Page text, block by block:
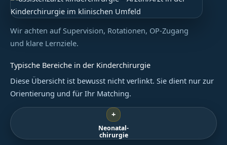
Wir achten auf Supervision, Rotationen, OP-Zugang
und klare Lernziele.
Typische Bereiche in der Kinderchirurgie
Diese Übersicht ist bewusst nicht verlinkt. Sie dient nur zur
Orientierung und für Ihr Matching.
+
Neonatal-
chirurgie